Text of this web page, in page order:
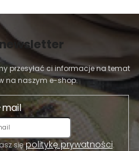
przesyłać ci informacje na temat
na naszym e-shop.
siępolitykę prywatności.